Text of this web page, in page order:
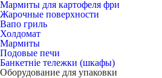
Мармиты для картофеля фри
Жарочные поверхности
Вапо гриль
Холдомат
Мармиты
Подовые печи
Банкетніе тележки (шкафы)
Оборудование для упаковки